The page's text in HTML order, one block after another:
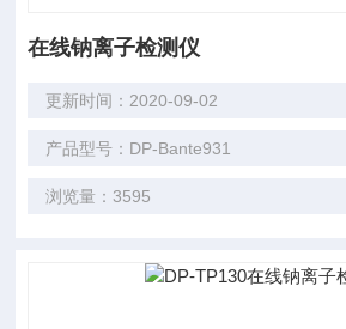
在线钠离子检测仪
更新时间：2020-09-02
产品型号：DP-Bante931
浏览量：3595